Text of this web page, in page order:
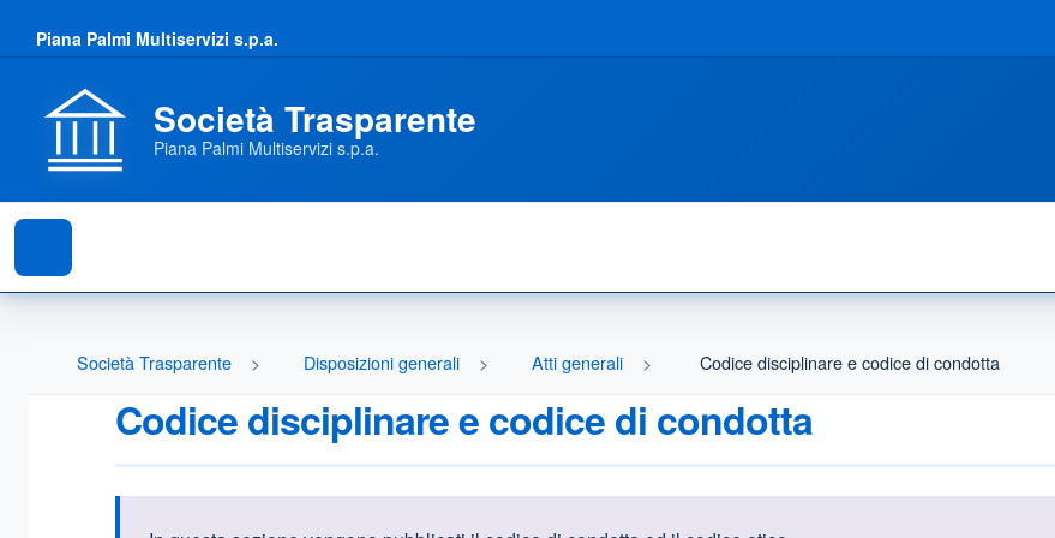
Piana Palmi Multiservizi s.p.a.
Società Trasparente
Piana Palmi Multiservizi s.p.a.
Società Trasparente Disposizioni generali Atti generali Codice disciplinare e codice di condotta
Codice disciplinare e codice di condotta